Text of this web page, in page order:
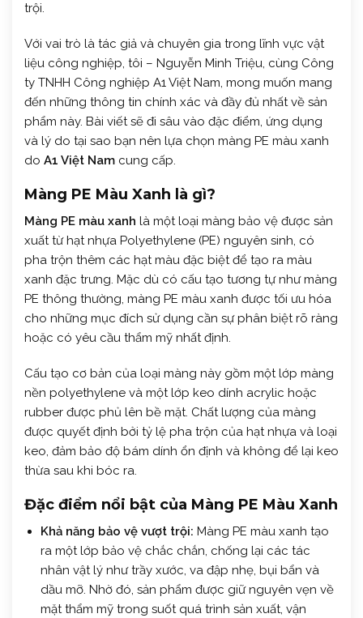
trội.
Với vai trò là tác giả và chuyên gia trong lĩnh vực vật
liệu công nghiệp, tôi – Nguyễn Minh Triệu, cùng Công
ty TNHH Công nghiệp A1 Việt Nam, mong muốn mang
đến những thông tin chính xác và đầy đủ nhất về sản
phẩm này. Bài viết sẽ đi sâu vào đặc điểm, ứng dụng
và lý do tại sao bạn nên lựa chọn màng PE màu xanh
do A1 Việt Nam cung cấp.
Màng PE Màu Xanh là gì?
Màng PE màu xanh là một loại màng bảo vệ được sản
xuất từ hạt nhựa Polyethylene (PE) nguyên sinh, có
pha trộn thêm các hạt màu đặc biệt để tạo ra màu
xanh đặc trưng. Mặc dù có cấu tạo tương tự như màng
PE thông thường, màng PE màu xanh được tối ưu hóa
cho những mục đích sử dụng cần sự phân biệt rõ ràng
hoặc có yêu cầu thẩm mỹ nhất định.
Cấu tạo cơ bản của loại màng này gồm một lớp màng
nền polyethylene và một lớp keo dính acrylic hoặc
rubber được phủ lên bề mặt. Chất lượng của màng
được quyết định bởi tỷ lệ pha trộn của hạt nhựa và loại
keo, đảm bảo độ bám dính ổn định và không để lại keo
thừa sau khi bóc ra.
Đặc điểm nổi bật của Màng PE Màu Xanh
Khả năng bảo vệ vượt trội: Màng PE màu xanh tạo
ra một lớp bảo vệ chắc chắn, chống lại các tác
nhân vật lý như trầy xước, va đập nhẹ, bụi bẩn và
dầu mỡ. Nhờ đó, sản phẩm được giữ nguyên vẹn về
mặt thẩm mỹ trong suốt quá trình sản xuất, vận